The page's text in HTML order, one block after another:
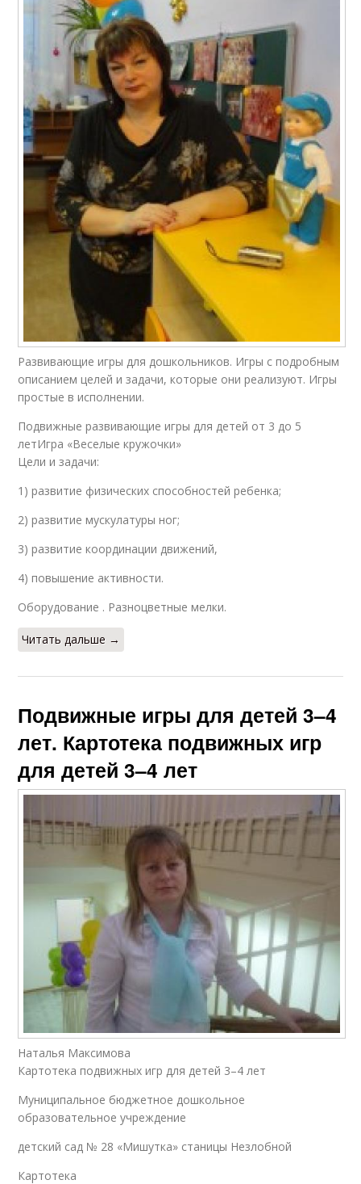
Развивающие игры для дошкольников. Игры с подробным
описанием целей и задачи, которые они реализуют. Игры
простые в исполнении.
Подвижные развивающие игры для детей от 3 до 5
летИгра «Веселые кружочки»
Цели и задачи:
1) развитие физических способностей ребенка;
2) развитие мускулатуры ног;
3) развитие координации движений,
4) повышение активности.
Оборудование . Разноцветные мелки.
Читать дальше →
Подвижные игры для детей 3–4
лет. Картотека подвижных игр
для детей 3–4 лет
Наталья Максимова
Картотека подвижных игр для детей 3–4 лет
Муниципальное бюджетное дошкольное
образовательное учреждение
детский сад № 28 «Мишутка» станицы Незлобной
Картотека